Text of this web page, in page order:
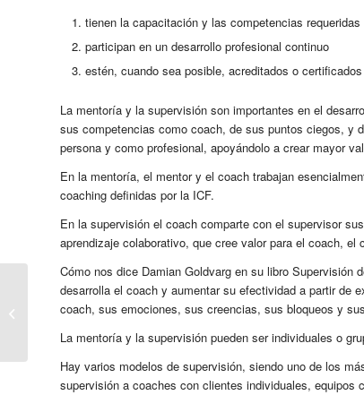
tienen la capacitación y las competencias requeridas
participan en un desarrollo profesional continuo
estén, cuando sea posible, acreditados o
La mentoría y la supervisión son importantes en el
sus competencias como coach, de sus puntos ciegos, y
persona y como profesional, apoyándolo a crear mayor
En la mentoría, el mentor y el coach trabajan
coaching definidas por la ICF.
En la supervisión el coach comparte con el supervisor
aprendizaje colaborativo, que cree valor para el coach,
Cómo nos dice Damian Goldvarg en su libro Supervisión
desarrolla el coach y aumentar su efectividad a partir de
coach, sus emociones, sus creencias, sus bloqueos y
La mentoría y la supervisión pueden ser individuales o
Hay varios modelos de supervisión, siendo uno de los
supervisión a coaches con clientes individuales,
Team Coaching
Supervision Certificate
Training